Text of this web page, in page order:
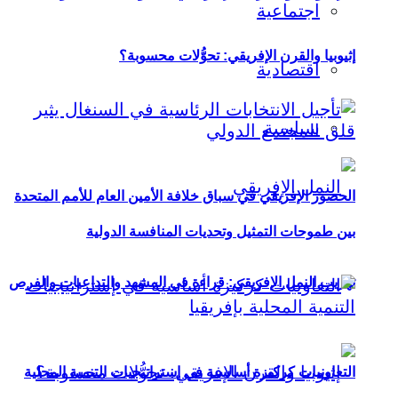
اجتماعية
اقتصادية
سياسية
تهريب النمل الإفريقي: قراءة في المشهد والتداعيات والفرص
إثيوبيا والقرن الإفريقي: تحوُّلات محسوبة؟
الحضور الإفريقي في سباق خلافة الأمين العام للأمم المتحدة
بين طموحات التمثيل وتحديات المنافسة الدولية
التعاونيات كركيزة أساسية في إستراتيجيات التنمية المحلية